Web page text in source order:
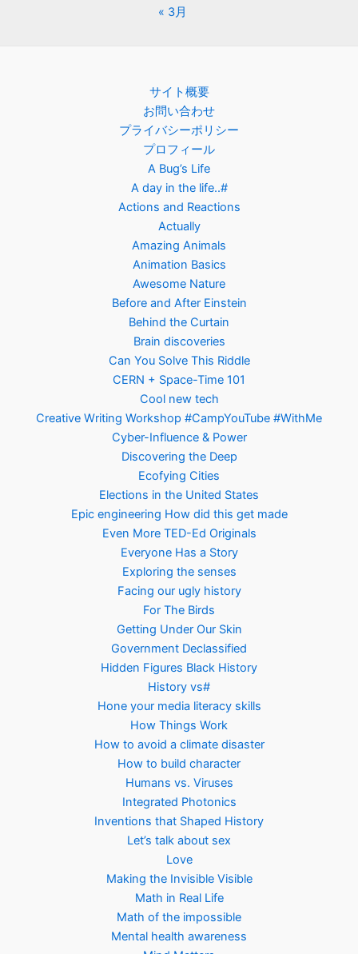
« 3月
サイト概要
お問い合わせ
プライバシーポリシー
プロフィール
A Bug’s Life
A day in the life..#
Actions and Reactions
Actually
Amazing Animals
Animation Basics
Awesome Nature
Before and After Einstein
Behind the Curtain
Brain discoveries
Can You Solve This Riddle
CERN + Space-Time 101
Cool new tech
Creative Writing Workshop #CampYouTube #WithMe
Cyber-Influence & Power
Discovering the Deep
Ecofying Cities
Elections in the United States
Epic engineering How did this get made
Even More TED-Ed Originals
Everyone Has a Story
Exploring the senses
Facing our ugly history
For The Birds
Getting Under Our Skin
Government Declassified
Hidden Figures Black History
History vs#
Hone your media literacy skills
How Things Work
How to avoid a climate disaster
How to build character
Humans vs. Viruses
Integrated Photonics
Inventions that Shaped History
Let’s talk about sex
Love
Making the Invisible Visible
Math in Real Life
Math of the impossible
Mental health awareness